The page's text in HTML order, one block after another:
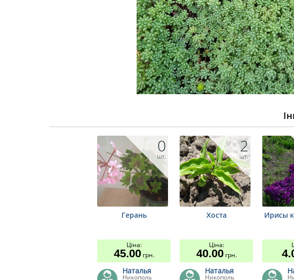
0
шт.
Герань
Ціна:
45.00грн.
Наталья
Никополь
2
шт.
Хоста
Ціна:
40.00грн.
Наталья
Никополь
Ирисы